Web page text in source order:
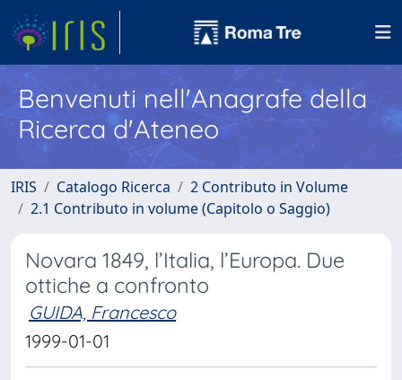
Benvenuti nell'Anagrafe della
Ricerca d'Ateneo
IRIS Catalogo Ricerca
2 Contributo in Volume
2.1 Contributo in volume (Capitolo o Saggio)
Novara 1849, l’Italia, l’Europa. Due
ottiche a confronto
GUIDA, Francesco
1999-01-01